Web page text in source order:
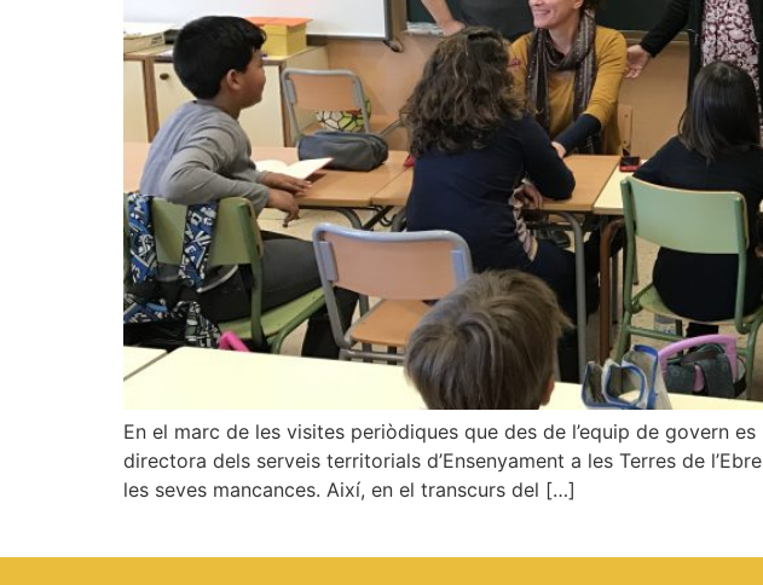
En el marc de les visites periòdiques que des de l’equip de govern
directora dels serveis territorials d’Ensenyament a les Terres de
les seves mancances. Així, en el transcurs del […]